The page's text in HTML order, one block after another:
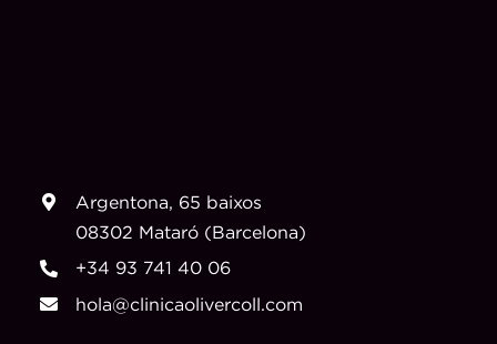
Argentona, 65 baixos
08302 Mataró (Barcelona)
+34 93 741 40 06
hola@clinicaolivercoll.com